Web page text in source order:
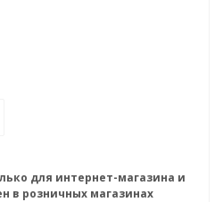
для интернет-магазина и
в розничных магазинах